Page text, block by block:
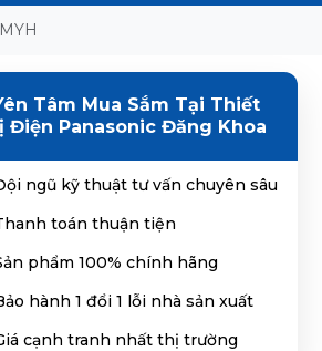
Tâm Mua Sắm Tại Thiết
Điện Panasonic Đăng Khoa
ngũ kỹ thuật tư vấn chuyên sâu
toán thuận tiện
phẩm 100% chính hãng
hành 1 đổi 1 lỗi nhà sản xuất
cạnh tranh nhất thị trường